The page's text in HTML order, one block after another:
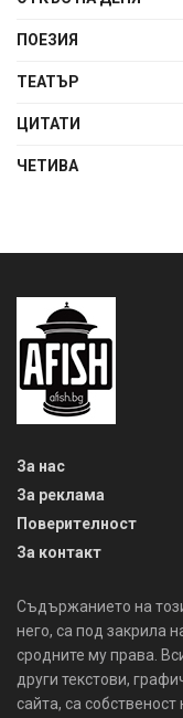
ПОЕЗИЯ
ТЕАТЪР
ЦИТАТИ
ЧЕТИВА
За нас
За реклама
Поверителност
За контакт
Съдържанието на
него, са под закрила
сродните му права.
други текстови,
сайта, са собственост